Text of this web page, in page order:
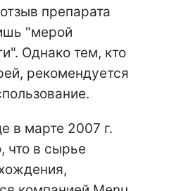
препарата
"мерой
Однако тем, кто
рекомендуется
в марте 2007 г.
что в сырье